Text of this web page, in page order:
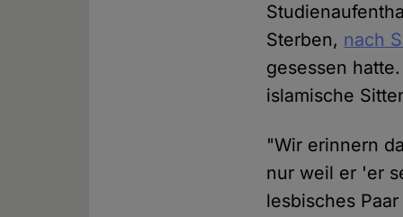
Sterben, nach
gesessen
islamische
"Wir erinnern
nur weil er 'er
lesbisches